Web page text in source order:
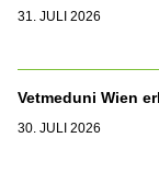
31. JULI 2026
Vetmeduni Wien
30. JULI 2026